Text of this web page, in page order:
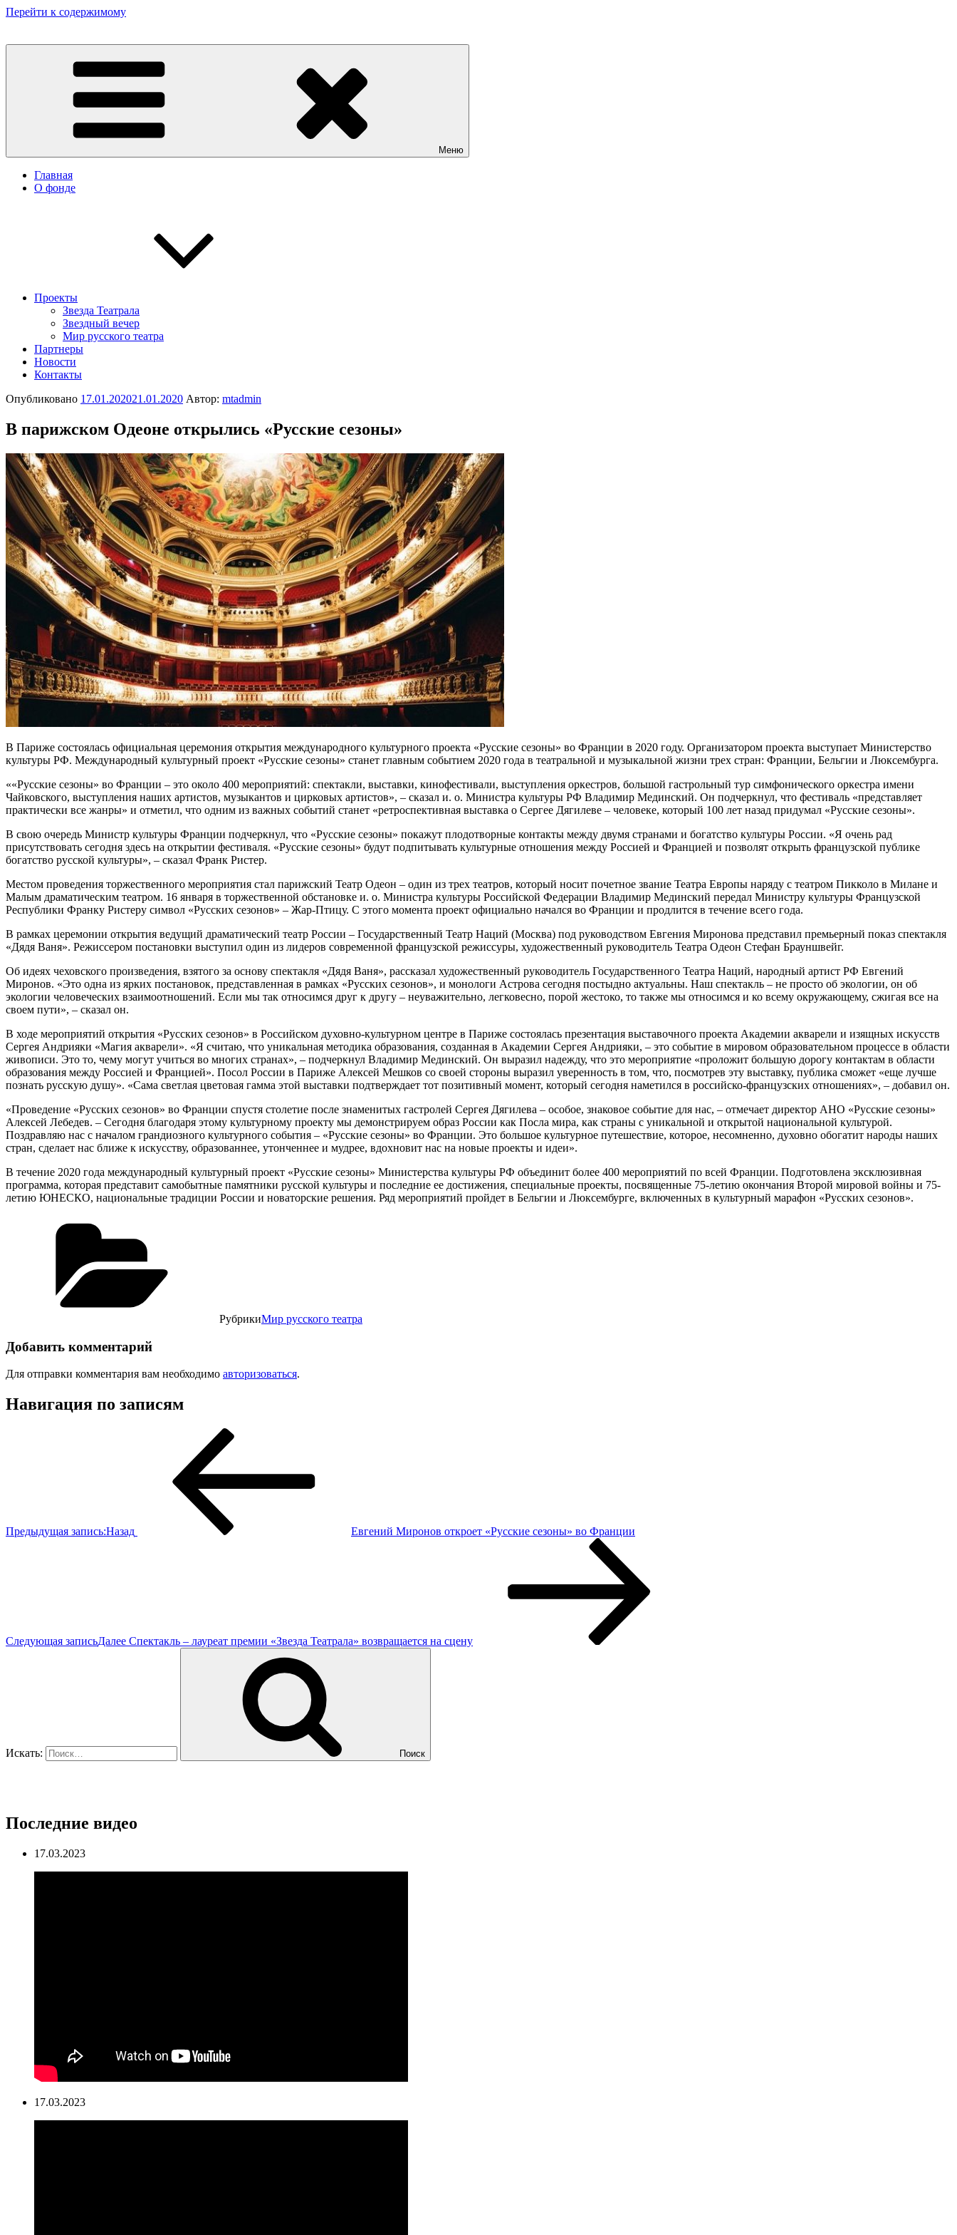
Перейти к содержимому
Некоммерческий фонд культурных и гуманитарных инициатив «Мир театрала»
Меню
Главная
О фонде
Проекты
Звезда Театрала
Звездный вечер
Мир русского театра
Партнеры
Новости
Контакты
Опубликовано 17.01.202021.01.2020 Автор: mtadmin
В парижском Одеоне открылись «Русские сезоны»
В Париже состоялась официальная церемония открытия международного культурного проекта «Русские сезоны» во Франции в 2020 году. Организатором проекта выступает Министерство
культуры РФ. Международный культурный проект «Русские сезоны» станет главным событием 2020 года в театральной и музыкальной жизни трех стран: Франции, Бельгии и Люксембурга.
««Русские сезоны» во Франции – это около 400 мероприятий: спектакли, выставки, кинофестивали, выступления оркестров, большой гастрольный тур симфонического оркестра имени
Чайковского, выступления наших артистов, музыкантов и цирковых артистов», – сказал и. о. Министра культуры РФ Владимир Мединский. Он подчеркнул, что фестиваль «представляет
практически все жанры» и отметил, что одним из важных событий станет «ретроспективная выставка о Сергее Дягилеве – человеке, который 100 лет назад придумал «Русские сезоны».
В свою очередь Министр культуры Франции подчеркнул, что «Русские сезоны» покажут плодотворные контакты между двумя странами и богатство культуры России. «Я очень рад
присутствовать сегодня здесь на открытии фестиваля. «Русские сезоны» будут подпитывать культурные отношения между Россией и Францией и позволят открыть французской публике
богатство русской культуры», – сказал Франк Ристер.
Местом проведения торжественного мероприятия стал парижский Театр Одеон – один из трех театров, который носит почетное звание Театра Европы наряду с театром Пикколо в Милане и
Малым драматическим театром. 16 января в торжественной обстановке и. о. Министра культуры Российской Федерации Владимир Мединский передал Министру культуры Французской
Республики Франку Ристеру символ «Русских сезонов» – Жар-Птицу. С этого момента проект официально начался во Франции и продлится в течение всего года.
В рамках церемонии открытия ведущий драматический театр России – Государственный Театр Наций (Москва) под руководством Евгения Миронова представил премьерный показ спектакля
«Дядя Ваня». Режиссером постановки выступил один из лидеров современной французской режиссуры, художественный руководитель Театра Одеон Стефан Брауншвейг.
Об идеях чеховского произведения, взятого за основу спектакля «Дядя Ваня», рассказал художественный руководитель Государственного Театра Наций, народный артист РФ Евгений
Миронов. «Это одна из ярких постановок, представленная в рамках «Русских сезонов», и монологи Астрова сегодня постыдно актуальны. Наш спектакль – не просто об экологии, он об
экологии человеческих взаимоотношений. Если мы так относимся друг к другу – неуважительно, легковесно, порой жестоко, то также мы относимся и ко всему окружающему, сжигая все на
своем пути», – сказал он.
В ходе мероприятий открытия «Русских сезонов» в Российском духовно-культурном центре в Париже состоялась презентация выставочного проекта Академии акварели и изящных искусств
Сергея Андрияки «Магия акварели». «Я считаю, что уникальная методика образования, созданная в Академии Сергея Андрияки, – это событие в мировом образовательном процессе в области
живописи. Это то, чему могут учиться во многих странах», – подчеркнул Владимир Мединский. Он выразил надежду, что это мероприятие «проложит большую дорогу контактам в области
образования между Россией и Францией». Посол России в Париже Алексей Мешков со своей стороны выразил уверенность в том, что, посмотрев эту выставку, публика сможет «еще лучше
познать русскую душу». «Сама светлая цветовая гамма этой выставки подтверждает тот позитивный момент, который сегодня наметился в российско-французских отношениях», – добавил он.
«Проведение «Русских сезонов» во Франции спустя столетие после знаменитых гастролей Сергея Дягилева – особое, знаковое событие для нас, – отмечает директор АНО «Русские сезоны»
Алексей Лебедев. – Сегодня благодаря этому культурному проекту мы демонстрируем образ России как Посла мира, как страны с уникальной и открытой национальной культурой.
Поздравляю нас с началом грандиозного культурного события – «Русские сезоны» во Франции. Это большое культурное путешествие, которое, несомненно, духовно обогатит народы наших
стран, сделает нас ближе к искусству, образованнее, утонченнее и мудрее, вдохновит нас на новые проекты и идеи».
В течение 2020 года международный культурный проект «Русские сезоны» Министерства культуры РФ объединит более 400 мероприятий по всей Франции. Подготовлена эксклюзивная
программа, которая представит самобытные памятники русской культуры и последние ее достижения, специальные проекты, посвященные 75-летию окончания Второй мировой войны и 75-
летию ЮНЕСКО, национальные традиции России и новаторские решения. Ряд мероприятий пройдет в Бельгии и Люксембурге, включенных в культурный марафон «Русских сезонов».
РубрикиМир русского театра
Добавить комментарий
Для отправки комментария вам необходимо авторизоваться.
Навигация по записям
Предыдущая запись:Назад Евгений Миронов откроет «Русские сезоны» во Франции
Следующая записьДалее Спектакль – лауреат премии «Звезда Театрала» возвращается на сцену
Искать: Поиск
Последние видео
17.03.2023
17.03.2023